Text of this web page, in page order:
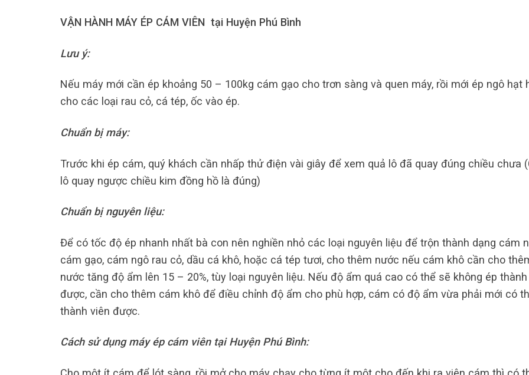
VẬN HÀNH MÁY ÉP CÁM VIÊN tại Huyện Phú Bình
Lưu ý:
Nếu máy mới cần ép khoảng 50 – 100kg cám gạo cho trơn sàng và quen máy, rồi mới ép ngô hạt
cho các loại rau cỏ, cá tép, ốc vào ép.
Chuẩn bị máy:
Trước khi ép cám, quý khách cần nhấp thử điện vài giây để xem quả lô đã quay đúng chiều chưa
lô quay ngược chiều kim đồng hồ là đúng)
Chuẩn bị nguyên liệu:
Để có tốc độ ép nhanh nhất bà con nên nghiền nhỏ các loại nguyên liệu để trộn thành dạng cám
cám gạo, cám ngô rau cỏ, dầu cá khô, hoặc cá tép tươi, cho thêm nước nếu cám khô cần cho
nước tăng độ ẩm lên 15 – 20%, tùy loại nguyên liệu. Nếu độ ẩm quá cao có thể sẽ không ép thành
được, cần cho thêm cám khô để điều chỉnh độ ẩm cho phù hợp, cám có độ ẩm vừa phải mới có
thành viên được.
Cách sử dụng máy ép cám viên tại Huyện Phú Bình: